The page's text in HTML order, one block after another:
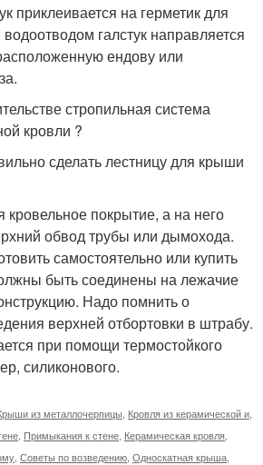
приклеивается на герметик для
галстук направляется
ендову или
стропильная система
кровли ?
сделать лестницу для крыши
кровельное покрытие, а на него
обвод трубы или дымохода.
самостоятельно или купить
быть соединены на лежачие
Надо помнить о
верхней отбортовки в штрабу.
при помощи термостойкого
силиконового.
из металлочерпицы Кровля из керамической и
Примыкания к стене Керамическая кровля
Советы по возведению Односкатная крыша